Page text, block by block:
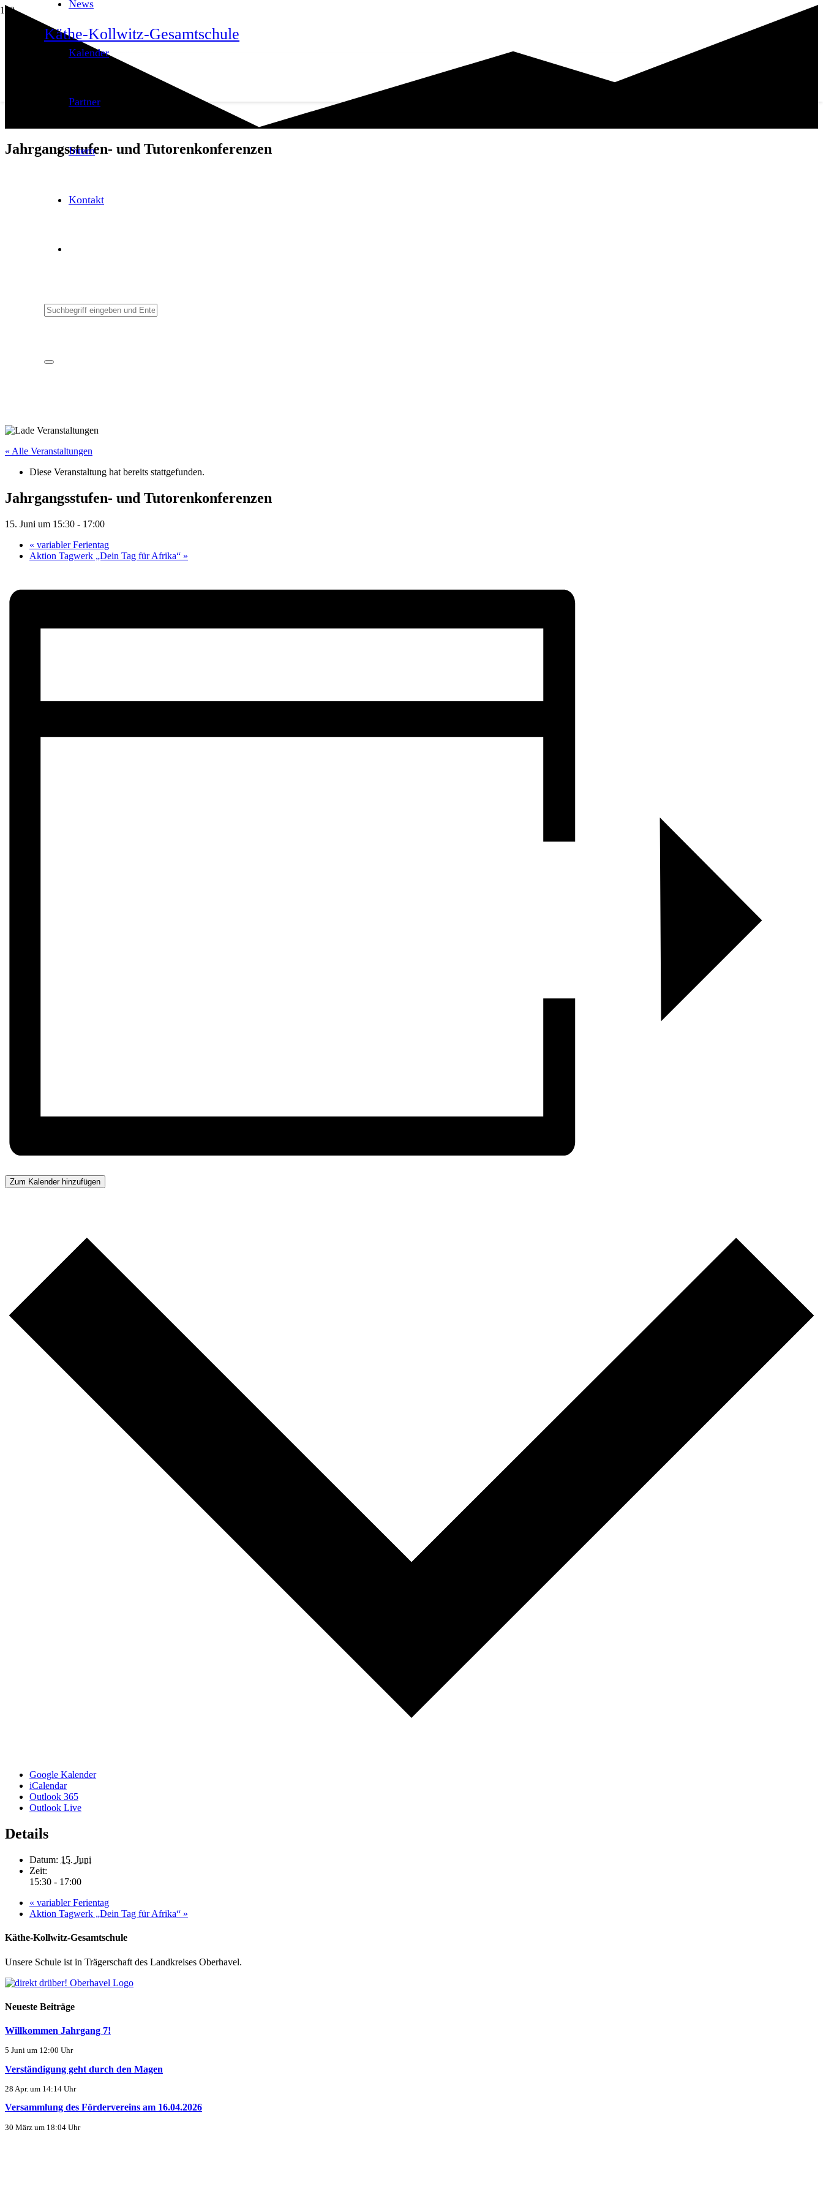
Käthe-Kollwitz-Gesamtschule
News
Kalender
Partner
Intern
Kontakt
Jahrgangsstufen- und Tutorenkonferenzen
« Alle Veranstaltungen
Diese Veranstaltung hat bereits stattgefunden.
Jahrgangsstufen- und Tutorenkonferenzen
15. Juni um 15:30 - 17:00
« variabler Ferientag
Aktion Tagwerk „Dein Tag für Afrika“ »
Zum Kalender hinzufügen
Google Kalender
iCalendar
Outlook 365
Outlook Live
Details
Datum: 15. Juni
Zeit:
15:30 - 17:00
« variabler Ferientag
Aktion Tagwerk „Dein Tag für Afrika“ »
Käthe-Kollwitz-Gesamtschule
Unsere Schule ist in Trägerschaft des Landkreises Oberhavel.
Neueste Beiträge
Willkommen Jahrgang 7!
5 Juni um 12:00 Uhr
Verständigung geht durch den Magen
28 Apr. um 14:14 Uhr
Versammlung des Fördervereins am 16.04.2026
30 März um 18:04 Uhr